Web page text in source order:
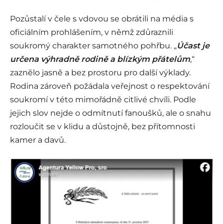
Pozůstalí v čele s vdovou se obrátili na média s
oficiálním prohlášením, v němž zdůraznili
soukromý charakter samotného pohřbu. „Účast je
určena výhradně rodině a blízkým přátelům,“
zaznělo jasně a bez prostoru pro další výklady.
Rodina zároveň požádala veřejnost o respektování
soukromí v této mimořádně citlivé chvíli. Podle
jejich slov nejde o odmítnutí fanoušků, ale o snahu
rozloučit se v klidu a důstojně, bez přítomnosti
kamer a davů.